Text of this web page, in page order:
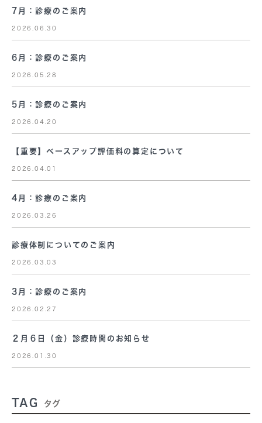
7月：診療のご案内
2026.06.30
6月：診療のご案内
2026.05.28
5月：診療のご案内
2026.04.20
【重要】ベースアップ評価料の算定について
2026.04.01
4月：診療のご案内
2026.03.26
診療体制についてのご案内
2026.03.03
3月：診療のご案内
2026.02.27
２月６日（金）診療時間のお知らせ
2026.01.30
TAG タグ